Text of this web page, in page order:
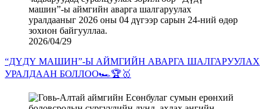
2026/04/29
“ДҮДҮ МАШИН”-Ы АЙМГИЙН АВАРГА ШАЛГАРУУЛАХ
УРАЛДААН БОЛЛОО🏎️🏆🥇